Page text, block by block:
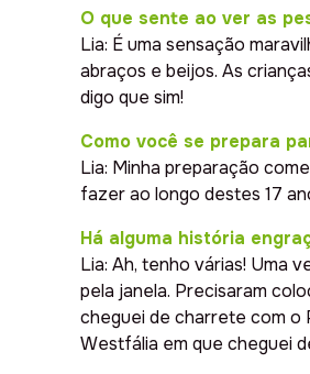
O que sente ao ver as
Lia: É uma sensação
abraços e beijos. As
digo que sim!
Como você se prepara
Lia: Minha preparação
fazer ao longo destes 17
Há alguma história
Lia: Ah, tenho várias! Uma
pela janela. Precisaram
cheguei de charrete com o
Westfália em que cheguei